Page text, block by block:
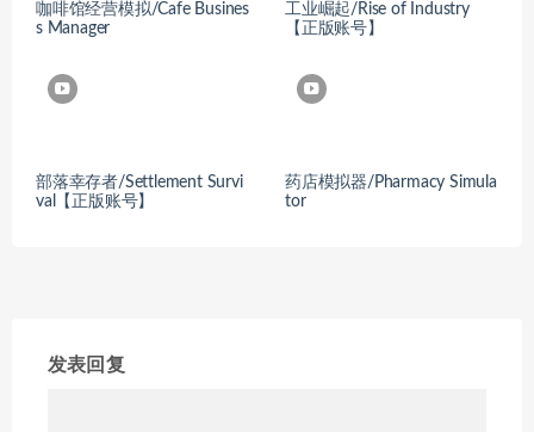
咖啡馆经营模拟/Cafe Busines
s Manager
工业崛起/Rise of Industry
【正版账号】
部落幸存者/Settlement Survi
val【正版账号】
药店模拟器/Pharmacy Simula
tor
发表回复